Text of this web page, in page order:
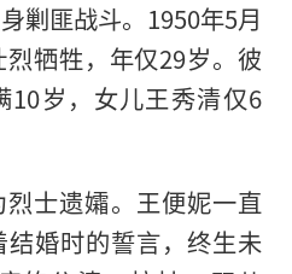
剿匪战斗。1950年5月
牺牲，年仅29岁。彼
10岁，女儿王秀清仅6
士遗孀。王便妮一直
婚时的誓言，终生未